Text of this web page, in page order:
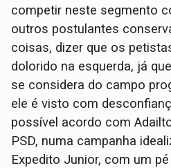
competir neste segmento
outros postulantes
coisas, dizer que os
dolorido na esquerda, já
se considera do campo
ele é visto com
possível acordo com
PSD, numa campanha
Expedito Junior, com um